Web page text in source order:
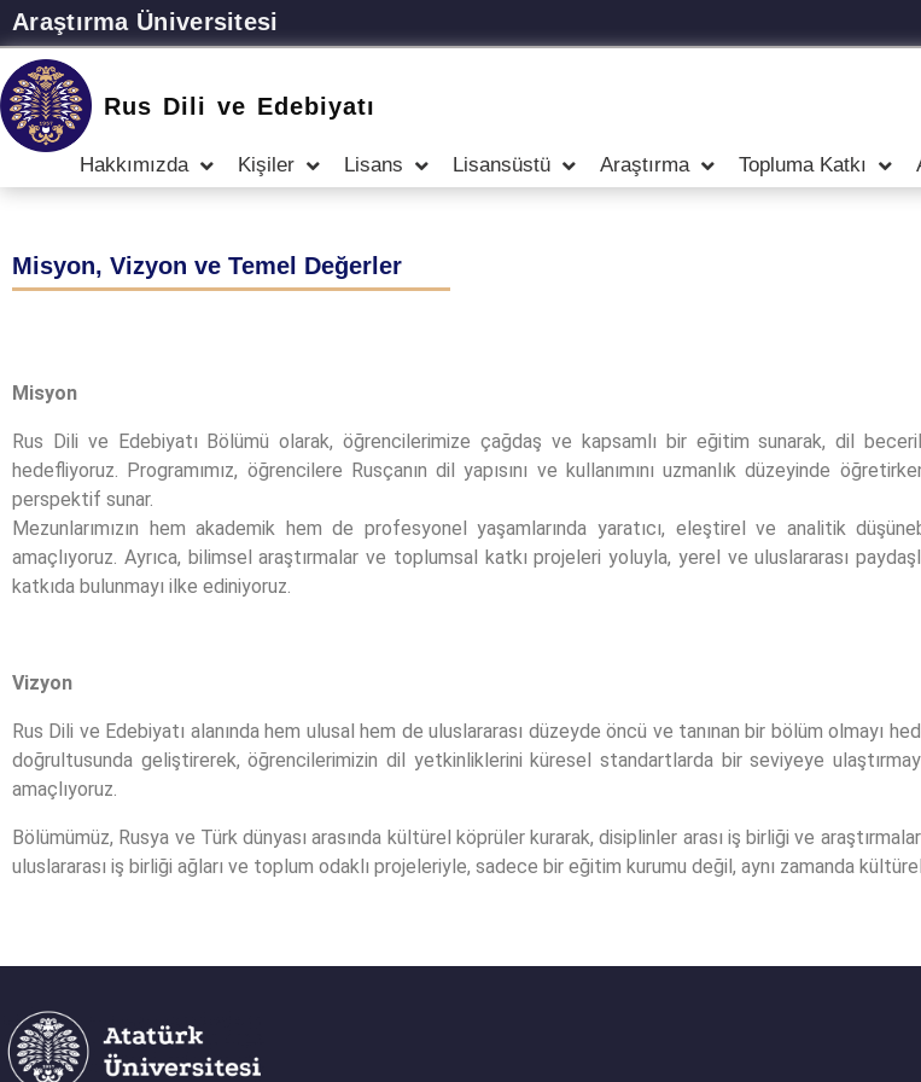
Araştırma Üniversitesi
Rus Dili ve Edebiyatı
Hakkımızda Kişiler Lisans Lisansüstü Araştırma Topluma Katkı
Misyon, Vizyon ve Temel Değerler
Misyon
Rus Dili ve Edebiyatı Bölümü olarak, öğrencilerimize çağdaş ve kapsamlı bir eğitim sunarak, dil
hedefliyoruz. Programımız, öğrencilere Rusçanın dil yapısını ve kullanımını uzmanlık düzeyinde
perspektif sunar.
Mezunlarımızın hem akademik hem de profesyonel yaşamlarında yaratıcı, eleştirel ve analitik
amaçlıyoruz. Ayrıca, bilimsel araştırmalar ve toplumsal katkı projeleri yoluyla, yerel ve uluslararası
katkıda bulunmayı ilke ediniyoruz.
Vizyon
Rus Dili ve Edebiyatı alanında hem ulusal hem de uluslararası düzeyde öncü ve tanınan bir bölüm olmayı
doğrultusunda geliştirerek, öğrencilerimizin dil yetkinliklerini küresel standartlarda bir seviyeye
amaçlıyoruz.
Bölümümüz, Rusya ve Türk dünyası arasında kültürel köprüler kurarak, disiplinler arası iş birliği ve
uluslararası iş birliği ağları ve toplum odaklı projeleriyle, sadece bir eğitim kurumu değil, aynı zamanda